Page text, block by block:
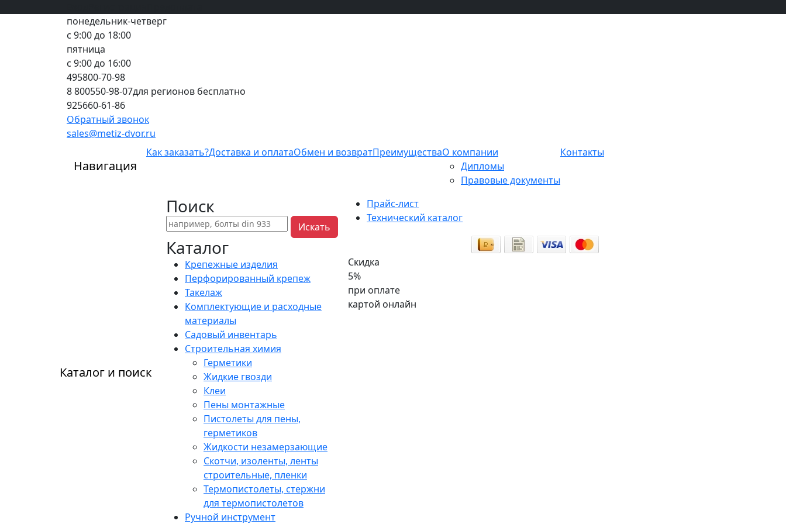
понедельник-четверг
с 9:00 до 18:00
пятница
с 9:00 до 16:00
495800-70-98
8 800550-98-07для регионов бесплатно
925660-61-86
Обратный звонок
sales@metiz-dvor.ru
Навигация
Как заказать?Доставка и оплатаОбмен и возвратПреимуществаО компании
Дипломы
Правовые документы
Контакты
Каталог и поиск
Поиск
Искать
Каталог
Крепежные изделия
Перфорированный крепеж
Такелаж
Комплектующие и расходные
материалы
Садовый инвентарь
Строительная химия
Герметики
Жидкие гвозди
Клеи
Пены монтажные
Пистолеты для пены,
герметиков
Жидкости незамерзающие
Скотчи, изоленты, ленты
строительные, пленки
Термопистолеты, стержни
для термопистолетов
Ручной инструмент
Прайс-лист
Технический каталог
Скидка
5%
при оплате
картой онлайн